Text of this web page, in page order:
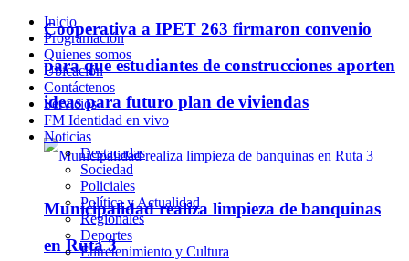
Cooperativa a IPET 263 firmaron convenio
para que estudiantes de construcciones aporten
ideas para futuro plan de viviendas
Municipalidad realiza limpieza de banquinas
en Ruta 3
Inicio
Programación
Quienes somos
Ubicación
Contáctenos
Servicios
FM Identidad en vivo
Noticias
Destacadas
Sociedad
Policiales
Política y Actualidad
Regionales
Deportes
Entretenimiento y Cultura